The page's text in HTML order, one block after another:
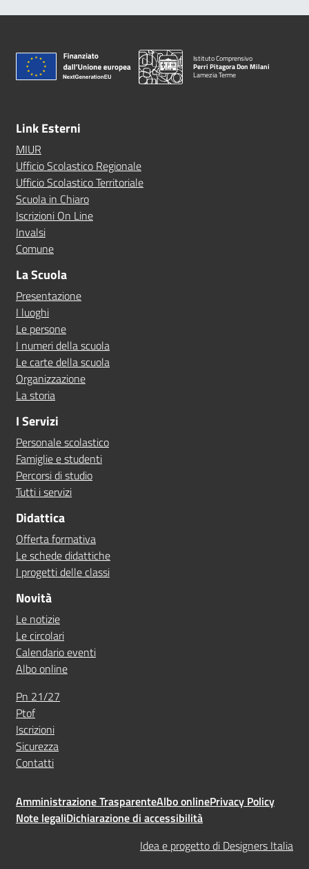
Istituto Comprensivo
Perri Pitagora Don Milani
Lamezia Terme
Link Esterni
MIUR
Ufficio Scolastico Regionale
Ufficio Scolastico Territoriale
Scuola in Chiaro
Iscrizioni On Line
Invalsi
Comune
La Scuola
Presentazione
I luoghi
Le persone
I numeri della scuola
Le carte della scuola
Organizzazione
La storia
I Servizi
Personale scolastico
Famiglie e studenti
Percorsi di studio
Tutti i servizi
Didattica
Offerta formativa
Le schede didattiche
I progetti delle classi
Novità
Le notizie
Le circolari
Calendario eventi
Albo online
Pn 21/27
Ptof
Iscrizioni
Sicurezza
Contatti
Amministrazione TrasparenteAlbo onlinePrivacy Policy
Note legaliDichiarazione di accessibilità
Idea e progetto di Designers Italia